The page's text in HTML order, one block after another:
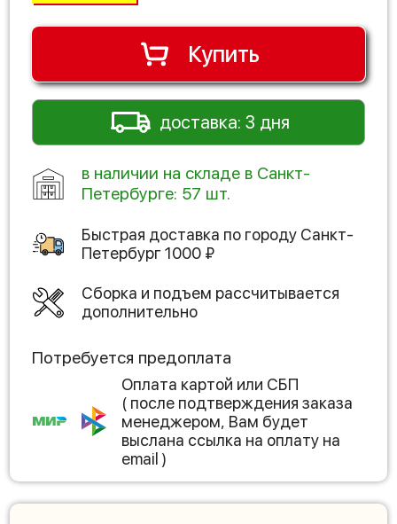
Купить
доставка: 3 дня
в наличии на складе в Санкт-
Петербурге: 57 шт.
Быстрая доставка по городу Санкт-
Петербург1000 ₽
Сборка и подъем рассчитывается
дополнительно
Потребуется предоплата
Оплата картой или СБП
( после подтверждения заказа
менеджером, Вам будет
выслана ссылка на оплату на
email )